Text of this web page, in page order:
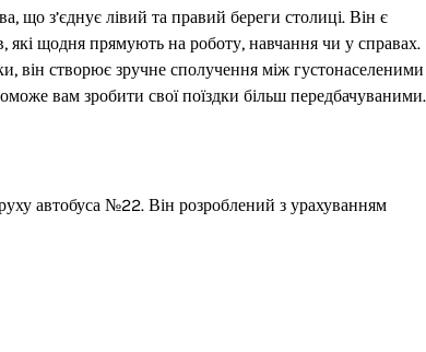
з’єднує лівий та правий береги столиці. Він є
які щодня прямують на роботу, навчання чи у справах.
він створює зручне сполучення між густонаселеними
вам зробити свої поїздки більш передбачуваними.
автобуса №22. Він розроблений з урахуванням